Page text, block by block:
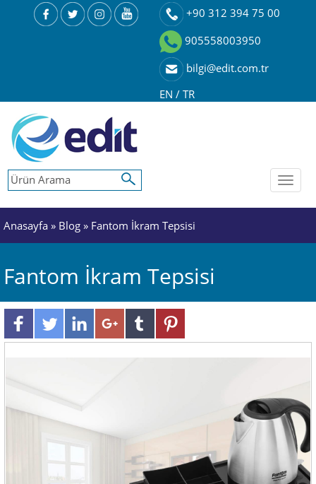
+90 312 394 75 00
905558003950
bilgi@edit.com.tr
EN / TR
Toggle
Anasayfa » Blog » Fantom İkram Tepsisi
Fantom İkram Tepsisi